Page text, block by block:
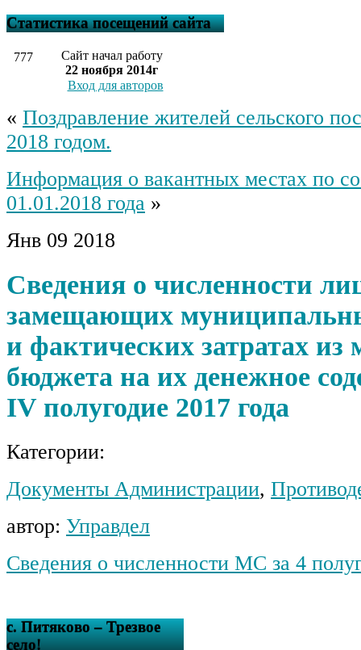
Статистика посещений сайта
777
Сайт начал работу
22 ноября 2014г
Вход для авторов
« Поздравление жителей сельского
2018 годом.
Информация о вакантных местах по
01.01.2018 года »
Янв 09 2018
Сведения о численности
замещающих
и фактических затратах из
бюджета на их денежное
IV полугодие 2017 года
Категории:
Документы Администрации,
автор: Управдел
Сведения о численности МС за 4
с. Питяково – Трезвое
село!